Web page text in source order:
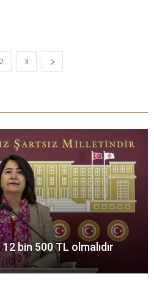
2 3
bin 500 TL olmalıdır